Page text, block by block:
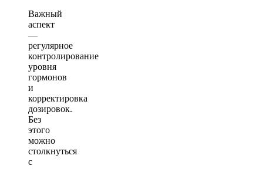
Важный
аспект
—
регулярное
контролирование
уровня
гормонов
и
корректировка
дозировок.
Без
этого
можно
столкнуться
с